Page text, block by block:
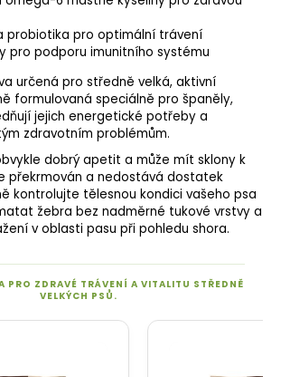
probiotika pro optimální trávení
pro podporu imunitního systému
určená pro středně velká, aktivní
formulovaná speciálně pro španěly,
jejich energetické potřeby a
zdravotním problémům.
dobrý apetit a může mít sklony k
překrmován a nedostává dostatek
kontrolujte tělesnou kondici vašeho psa
žebra bez nadměrné tukové vrstvy a
v oblasti pasu při pohledu shora.